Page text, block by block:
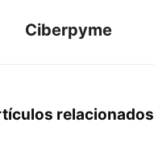
Ciberpyme
relacionados